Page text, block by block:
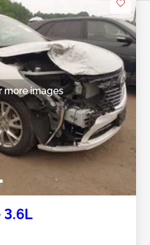
more images
3.6L